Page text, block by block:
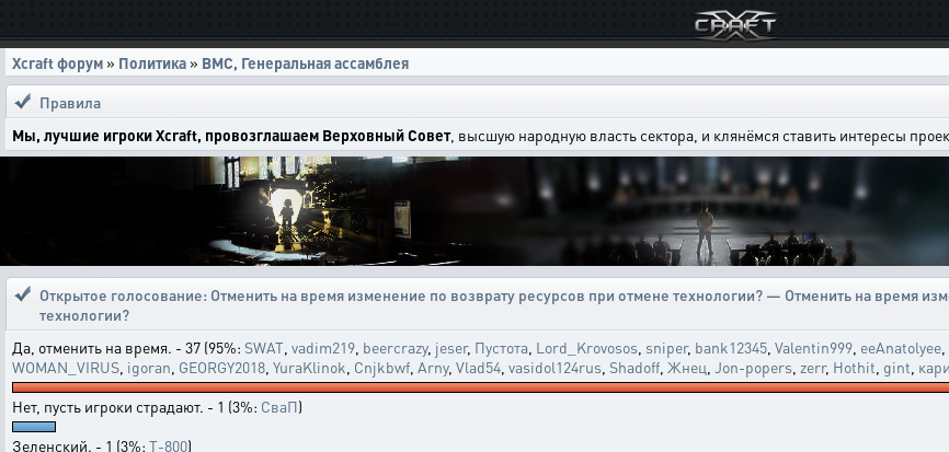
Xcraft форум » Политика » ВМС, Генеральная ассамблея
Правила
Мы, лучшие игроки Xcraft, провозглашаем Верховный Совет, высшую народную власть сектора, и клянёмся ставить интересы
Открытое голосование: Отменить на время изменение по возврату ресурсов при отмене технологии? — Отменить на время
технологии?
Да, отменить на время. - 37 (95%: SWAT vadim219 beercrazy, jeser, Пустота Lord_Krovosos sniper, bank12345 Valentin999 eeAnatolyee
WOMAN_VIRUS igoran GEORGY2018 YuraKlinok Cnjkbwf Arny, Vlad54 vasidol124rus Shadoff Жнец Jon-popers zerr, Hothit gint
Нет, пусть игроки страдают. - 1 (3%: СваП)
Зеленский. - 1 (3%: T-800)